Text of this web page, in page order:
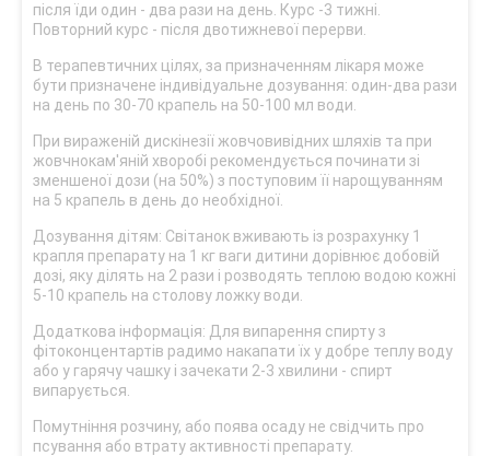
після їди один - два рази на день. Курс -3 тижні.
Повторний курс - після двотижневої перерви.
В терапевтичних цілях, за призначенням лікаря може
бути призначене індивідуальне дозування: один-два рази
на день по 30-70 крапель на 50-100 мл води.
При вираженій дискінезії жовчовивідних шляхів та при
жовчнокам'яній хворобі рекомендується починати зі
зменшеної дози (на 50%) з поступовим її нарощуванням
на 5 крапель в день до необхідної.
Дозування дітям: Світанок вживають із розрахунку 1
крапля препарату на 1 кг ваги дитини дорівнює добовій
дозі, яку ділять на 2 рази і розводять теплою водою кожні
5-10 крапель на столову ложку води.
Додаткова інформація: Для випарення спирту з
фітоконцентартів радимо накапати їх у добре теплу воду
або у гарячу чашку і зачекати 2-3 хвилини - спирт
випарується.
Помутніння розчину, або поява осаду не свідчить про
псування або втрату активності препарату.